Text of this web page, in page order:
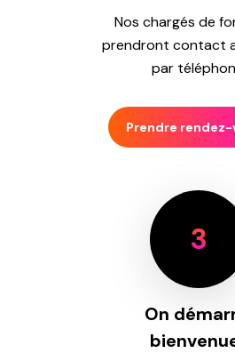
Nos chargés de
prendront contact
par
Prendre rendez-
3
On